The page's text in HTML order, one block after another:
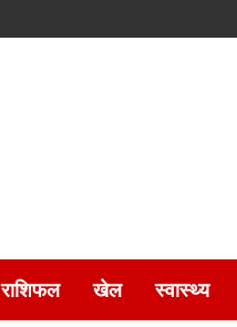
राशिफल खेल स्वास्थ्य